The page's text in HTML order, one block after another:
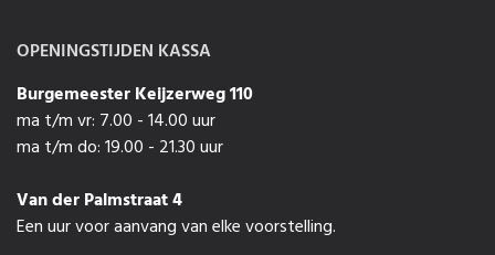
OPENINGSTIJDEN KASSA
Burgemeester Keijzerweg 110
ma t/m vr: 7.00 - 14.00 uur
ma t/m do: 19.00 - 21.30 uur
Van der Palmstraat 4
Een uur voor aanvang van elke voorstelling.